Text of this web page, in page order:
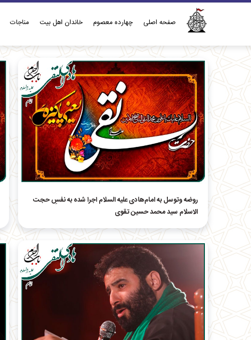
صفحه اصلی چهارده معصوم خاندان اهل بيت مناجات
روضه وتوسل به امام‌هادی علیه السلام اجرا شده به نفسِ حجت
الاسلام سید محمد حسین تقوی